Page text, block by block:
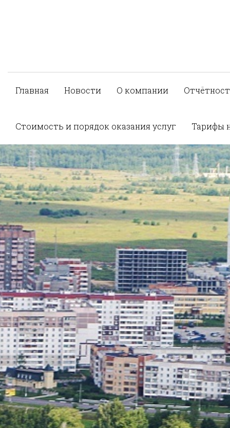
Главная Новости О компании
Стоимость и порядок оказания услуг Тарифы